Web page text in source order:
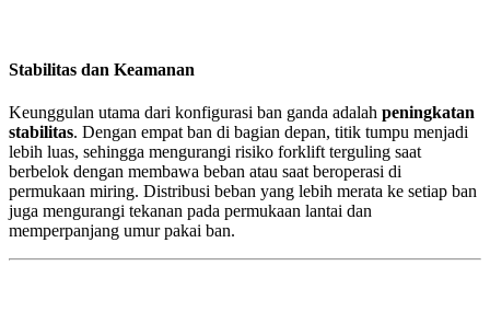
Stabilitas dan Keamanan
Keunggulan utama dari konfigurasi ban ganda adalah peningkatan
stabilitas. Dengan empat ban di bagian depan, titik tumpu menjadi
lebih luas, sehingga mengurangi risiko forklift terguling saat
berbelok dengan membawa beban atau saat beroperasi di
permukaan miring. Distribusi beban yang lebih merata ke setiap ban
juga mengurangi tekanan pada permukaan lantai dan
memperpanjang umur pakai ban.